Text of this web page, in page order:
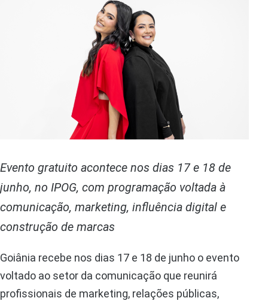
Evento gratuito acontece nos dias 17 e 18 de
junho, no IPOG, com programação voltada à
comunicação, marketing, influência digital e
construção de marcas
Goiânia recebe nos dias 17 e 18 de junho o evento
voltado ao setor da comunicação que reunirá
profissionais de marketing, relações públicas,